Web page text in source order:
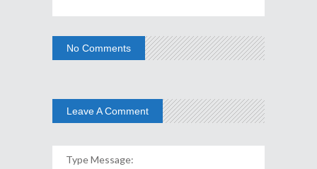
No Comments
Leave A Comment